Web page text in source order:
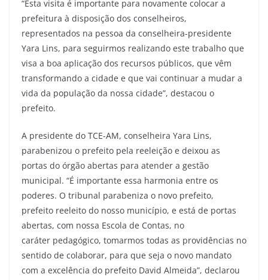
“Esta visita é importante para novamente colocar a
prefeitura à disposição dos conselheiros,
representados na pessoa da conselheira-presidente
Yara Lins, para seguirmos realizando este trabalho que
visa a boa aplicação dos recursos públicos, que vêm
transformando a cidade e que vai continuar a mudar a
vida da população da nossa cidade”, destacou o
prefeito.
A presidente do TCE-AM, conselheira Yara Lins,
parabenizou o prefeito pela reeleição e deixou as
portas do órgão abertas para atender a gestão
municipal. “É importante essa harmonia entre os
poderes. O tribunal parabeniza o novo prefeito,
prefeito reeleito do nosso município, e está de portas
abertas, com nossa Escola de Contas, no
caráter pedagógico, tomarmos todas as providências no
sentido de colaborar, para que seja o novo mandato
com a excelência do prefeito David Almeida”, declarou